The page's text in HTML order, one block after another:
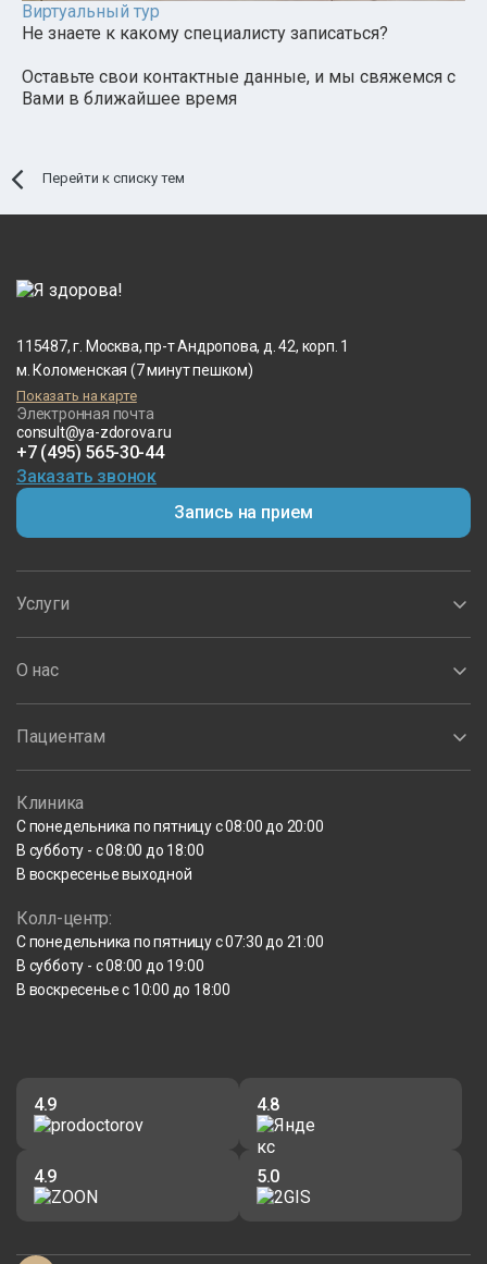
Виртуальный тур
Не знаете к какому специалисту записаться?
Оставьте свои контактные данные, и мы свяжемся с
Вами в ближайшее время
Перейти к списку тем
115487, г. Москва, пр-т Андропова, д. 42, корп. 1
м. Коломенская (7 минут пешком)
Показать на карте
Электронная почта
consult@ya-zdorova.ru
+7 (495) 565-30-44
Заказать звонок
Запись на прием
Услуги
О нас
Пациентам
Клиника
С понедельника по пятницу с 08:00 до 20:00
В субботу - с 08:00 до 18:00
В воскресенье выходной
Колл-центр:
С понедельника по пятницу с 07:30 до 21:00
В субботу - с 08:00 до 19:00
В воскресенье с 10:00 до 18:00
4.9 4.8
4.9 5.0